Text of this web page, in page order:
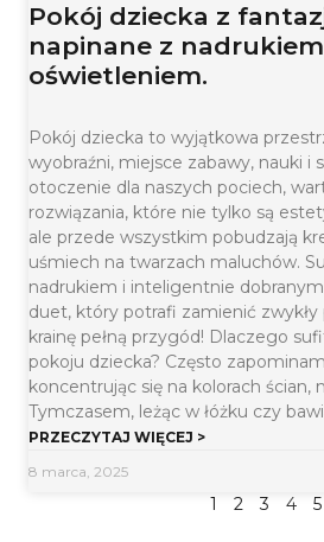
Pokój dziecka z
napinane z
oświetleniem.
Pokój dziecka to wyjątkowa
wyobraźni, miejsce zabawy, nauki i
otoczenie dla naszych pociech,
rozwiązania, które nie tylko są
ale przede wszystkim pobudzają
uśmiech na twarzach maluchów.
nadrukiem i inteligentnie
duet, który potrafi zamienić
krainę pełną przygód! Dlaczego
pokoju dziecka? Często
koncentrując się na kolorach ścian,
Tymczasem, leżąc w łóżku czy
PRZECZYTAJ WIĘCEJ >
8 marca, 2025
1 2 3 4 5